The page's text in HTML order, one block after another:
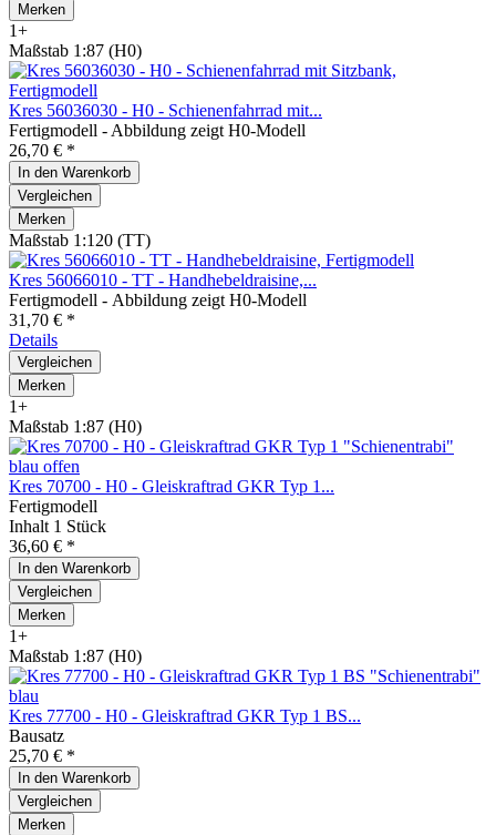
Merken
1+
Maßstab 1:87 (H0)
Kres 56036030 - H0 - Schienenfahrrad mit...
Fertigmodell - Abbildung zeigt H0-Modell
26,70 € *
In den Warenkorb
Vergleichen
Merken
Maßstab 1:120 (TT)
Kres 56066010 - TT - Handhebeldraisine,...
Fertigmodell - Abbildung zeigt H0-Modell
31,70 € *
Details
Vergleichen
Merken
1+
Maßstab 1:87 (H0)
Kres 70700 - H0 - Gleiskraftrad GKR Typ 1...
Fertigmodell
Inhalt 1 Stück
36,60 € *
In den Warenkorb
Vergleichen
Merken
1+
Maßstab 1:87 (H0)
Kres 77700 - H0 - Gleiskraftrad GKR Typ 1 BS...
Bausatz
25,70 € *
In den Warenkorb
Vergleichen
Merken